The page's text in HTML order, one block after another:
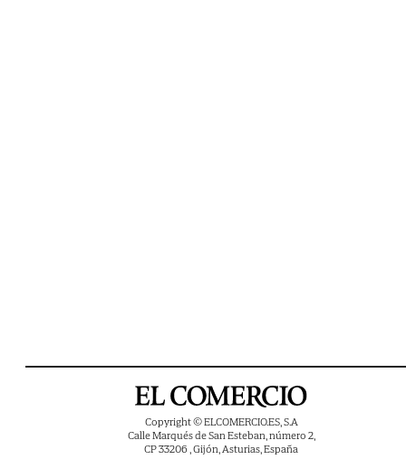
Copyright © ELCOMERCIO.ES, S.A
Calle Marqués de San Esteban, número 2,
CP 33206 , Gijón, Asturias, España